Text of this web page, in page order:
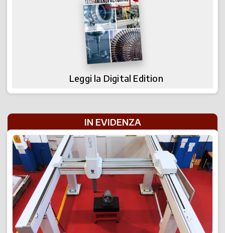
Leggi la Digital Edition
IN EVIDENZA